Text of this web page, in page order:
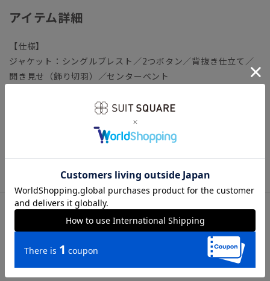
アイテム詳細
【仕様】
ジャケット：シングルブレスト／2つボタン／背抜き仕立て／
開き見せ（飾り切羽）／センターベント
【裾】シングル仕上げ（裾上げ済み：裾上げは受付対象外とな
【洗濯表示】ドライクリーニング・家庭洗濯可《洗濯機可（ネ
サイズ詳細
着用サイズ：L